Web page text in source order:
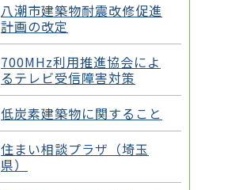
八潮市建築物耐震改修促進
計画の改定
700MHz利用推進協会によ
るテレビ受信障害対策
低炭素建築物に関すること
住まい相談プラザ（埼玉
県）